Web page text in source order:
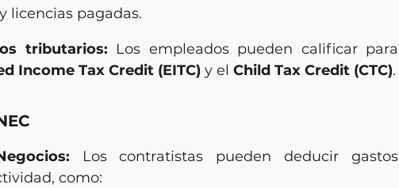
licencias pagadas.
tributarios: Los empleados pueden calificar para
Income Tax Credit (EITC) y el Child Tax Credit (CTC).
Los contratistas pueden deducir gastos
como: